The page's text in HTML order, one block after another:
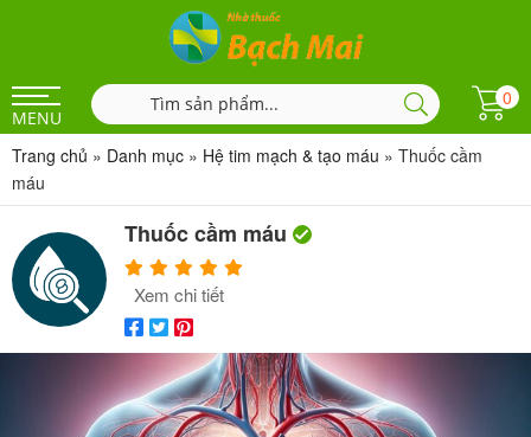
MENU
0
Trang chủ » Danh mục » Hệ tim mạch & tạo máu » Thuốc cầm
máu
Thuốc cầm máu
Xem chi tiết